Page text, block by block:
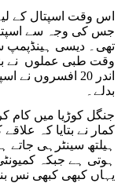
اس وقت اسپتال کے
جس کی وجہ سے
تھی۔ دیسی ہینڈپمپ
وقت طبی عملوں نے
اندر 20 افسروں
بدلے۔
جنگل کوڑیا میں کام
کمار نے بتایا کہ
ہیلتھ سینٹرہی
ہوتی ہے جبکہ
یہاں کبھی کبھی نس